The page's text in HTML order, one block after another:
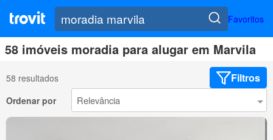
Favoritos
58 imóveis moradia para alugar em Marvila
58 resultados Filtros
Ordenar por